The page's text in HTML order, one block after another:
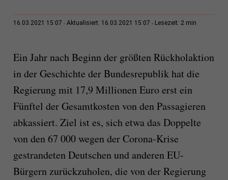
16.03.2021 15:07 Aktualisiert: 16.03.2021 15:07 Lesezeit: 2 min
Ein Jahr nach Beginn der größten Rückholaktion
in der Geschichte der Bundesrepublik hat die
Regierung mit 17,9 Millionen Euro erst ein
Fünftel der Gesamtkosten von den Passagieren
abkassiert. Ziel ist es, sich etwa das Doppelte
von den 67 000 wegen der Corona-Krise
gestrandeten Deutschen und anderen EU-
Bürgern zurückzuholen, die von der Regierung